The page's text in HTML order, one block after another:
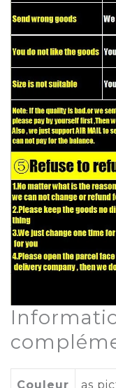
Couleur as